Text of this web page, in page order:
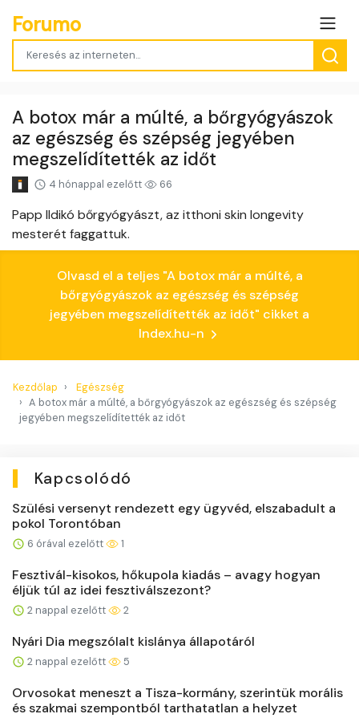
Forumo
A botox már a múlté, a bőrgyógyászok
az egészség és szépség jegyében
megszelídítették az időt
4 hónappal ezelőtt 66
Papp Ildikó bőrgyógyászt, az itthoni skin longevity
mesterét faggattuk.
Olvasd el a teljes "A botox már a múlté, a
bőrgyógyászok az egészség és szépség
jegyében megszelídítették az időt" cikket a
Index.hu-n
Kezdőlap
Egészség
A botox már a múlté, a bőrgyógyászok az egészség és szépség
jegyében megszelídítették az időt
Kapcsolódó
Szülési versenyt rendezett egy ügyvéd, elszabadult a
pokol Torontóban
6 órával ezelőtt 1
Fesztivál-kisokos, hőkupola kiadás – avagy hogyan
éljük túl az idei fesztiválszezont?
2 nappal ezelőtt 2
Nyári Dia megszólalt kislánya állapotáról
2 nappal ezelőtt 5
Orvosokat meneszt a Tisza-kormány, szerintük morális
és szakmai szempontból tarthatatlan a helyzet